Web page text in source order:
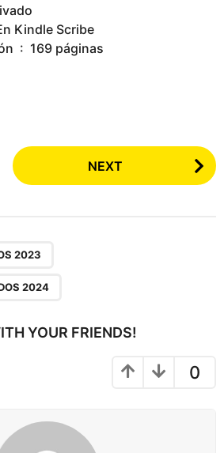
activado
adhesivas ‏ : ‎ En Kindle Scribe
Longitud de impresión ‏ : ‎ 169 páginas
NEXT
2023
2024
YOUR FRIENDS!
0